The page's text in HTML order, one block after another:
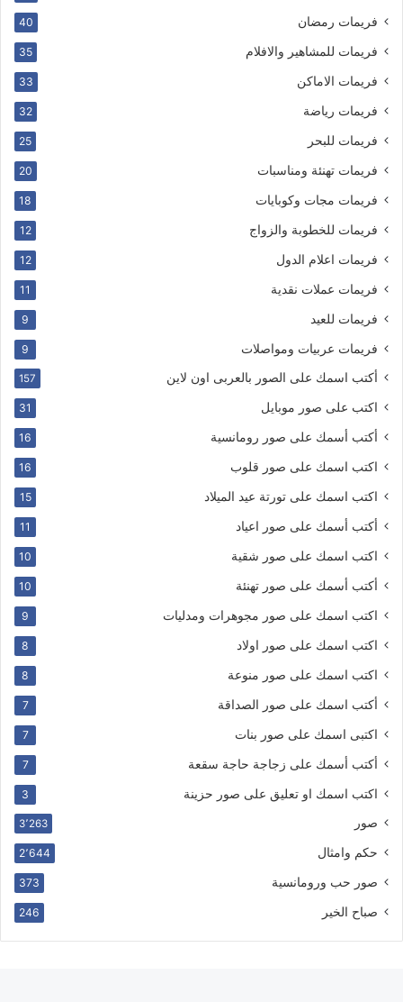
فريمات رمضان 40
فريمات للمشاهير والافلام 35
فريمات الاماكن 33
فريمات رياضة 32
فريمات للبحر 25
فريمات تهنئة ومناسبات 20
فريمات مجات وكوبايات 18
فريمات للخطوبة والزواج 12
فريمات اعلام الدول 12
فريمات عملات نقدية 11
فريمات للعيد 9
فريمات عربيات ومواصلات 9
أكتب اسمك على الصور بالعربى اون لاين 157
اكتب على صور موبايل 31
أكتب أسمك على صور رومانسية 16
اكتب اسمك على صور قلوب 16
اكتب اسمك على تورتة عيد الميلاد 15
أكتب أسمك على صور اعياد 11
اكتب اسمك على صور شقية 10
أكتب أسمك على صور تهنئة 10
اكتب اسمك على صور مجوهرات ومدليات 9
اكتب اسمك على صور اولاد 8
اكتب اسمك على صور منوعة 8
أكتب اسمك على صور الصداقة 7
اكتبى اسمك على صور بنات 7
أكتب أسمك على زجاجة حاجة سقعة 7
اكتب اسمك او تعليق على صور حزينة 3
صور 3٬263
حكم وامثال 2٬644
صور حب ورومانسية 373
صباح الخير 246